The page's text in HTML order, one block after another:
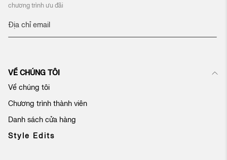
chương trình ưu đãi
Đ
ý
n
ậ
n
b
ả
VỀ CHÚNG TÔI
Về chúng tôi
Chương trình thành viên
Danh sách cửa hàng
Style Edits